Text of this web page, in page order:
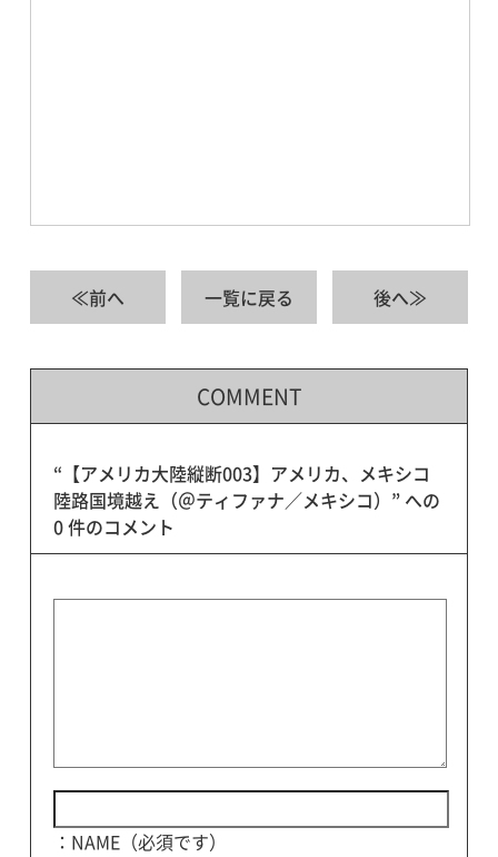
≪前へ 一覧に戻る 後へ≫
COMMENT
“【アメリカ大陸縦断003】アメリカ、メキシコ
陸路国境越え（＠ティファナ／メキシコ）” への
0 件のコメント
：NAME（必須です）